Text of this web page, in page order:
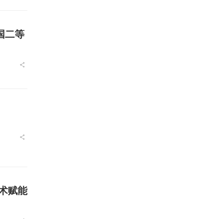
二等
赋能